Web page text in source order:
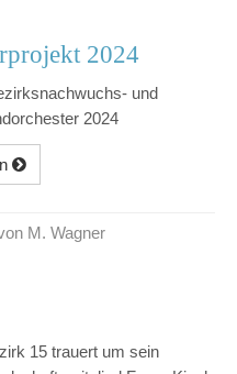
2024
und
2024
M. Wagner
15 trauert um sein